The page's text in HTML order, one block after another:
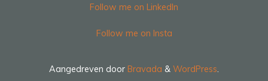
Follow me on LinkedIn
Follow me on Insta
Aangedreven door Bravada & WordPress.